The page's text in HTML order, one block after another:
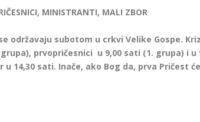
MINISTRANTI, MALI ZBOR
održavaju subotom u crkvi Velike Gospe.
grupa), prvopričesnici u 9,00 sati (1. grupa) i
u 14,30 sati. Inače, ako Bog da, prva Pričest